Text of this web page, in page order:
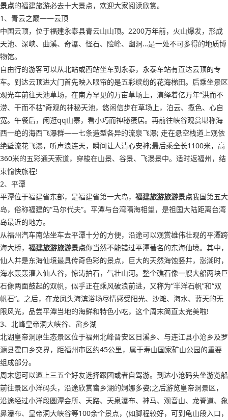
景点的福建旅游必去十大景点，欢迎大家阅读欣赏。
1、青云之巅——云顶
中国云顶，位于福建永泰县青云山山顶。2200万年前，火山爆发，形成
天池、深峡、曲溪、奇瀑、怪石、险峰、幽洞…是一处不可多得的地质博
物馆。
自由行的游客可以从北站或西站坐车到永泰，永泰车站有直达云顶的专
车。到达云顶进大门首先映入眼帘的是五彩缤纷的花海梯田。后乘坐景区
观光车前往天池草场，在南方罕见的万亩草场上，演绎着亿万年“洪而不
涝、干而不枯”奇观的神秘天池，悠闲信步在草场上，泊云、揽色、心自
宽。午餐后，闲逛qq山寨，看小巧而神秘蛋居。再前往峡谷观赏堪称海
西一绝的海西飞瀑群——七条造型各异的流泉飞瀑; 走在悬空栈道上观依
绝壁流花飞瀑，听声浪连天，瞬间让人清心安神;最后乘全长1100米，高
360米的五彩通天索道，穿梭在山景、谷景、飞瀑景中。适时返福州，结
束愉快旅程!
2、平潭
平潭位于福建省东部，是福建省第一大岛， 福建旅游旅游景点我国第五大
岛，俗称福建的“马尔代夫”。平潭与台湾隔海相望，是祖国大陆距离台湾
岛最近的地方。
从福州汽车南站坐车去平潭十分的方便，沿途可以观赏雄伟壮观的平潭跨
海大桥， 福建旅游旅游景点你当然不能错过平潭著名的东海仙境。其中，
仙人井是东海仙境最具传奇色彩的景点，巨大的天然海蚀竖井，涨潮时，
海水轰轰灌入仙人谷，惊涛拍石，气壮山河。整个礁石像一艘大船两块巨
石像两面鼓起的双帆，似乎正在乘风破浪前进，又称为“半洋石帆”和“双
帆石”。之后，在龙凤头海滨浴场尽情感受阳光、沙滩、海水、蓝天的无
限风光，品尝平潭当地的海鲜和特色小吃，这个周末简直太完美啦!
3、北峰皇帝洞大峡谷、畲乡湖
北湖皇帝洞原生态景区位于福州北峰晋安区日溪乡、与连江县小沧乡及罗
源县霍口乡交界，距福州市区约45公里，属于寿山国家矿山公园的重要
组成部分。
周末您可以邀上三五个好友选择跟团或者自驾游。到达小沧码头坐游览船
前往景区小洋码头，沿途欣赏畲乡湖的婀娜多姿;之后游览皇帝洞景区，
沿途经过小洋段圆潭会所、天路、天泉瀑布、神马、观音山、龙脊道、象
鼻瀑布、皇帝洞大峡谷等100余个景点，(如脚程较好，可到龟山段入口，